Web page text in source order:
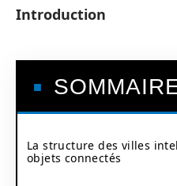
Introduction
La structure des villes
objets connectés